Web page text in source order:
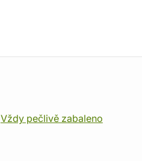
Vždy pečlivě zabaleno